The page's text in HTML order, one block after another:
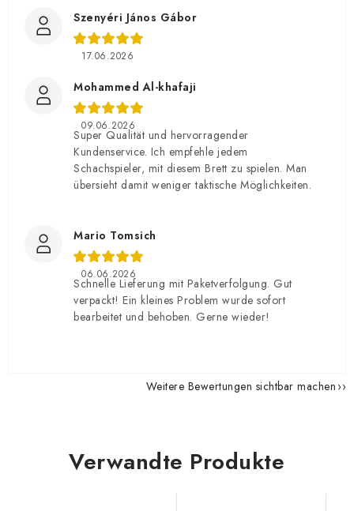
Szenyéri János Gábor
17.06.2026
Mohammed Al-khafaji
09.06.2026
Super Qualität und hervorragender
Kundenservice. Ich empfehle jedem
Schachspieler, mit diesem Brett zu spielen. Man
übersieht damit weniger taktische Möglichkeiten.
Mario Tomsich
06.06.2026
Schnelle Lieferung mit Paketverfolgung. Gut
verpackt! Ein kleines Problem wurde sofort
bearbeitet und behoben. Gerne wieder!
Weitere Bewertungen sichtbar machen
Verwandte Produkte